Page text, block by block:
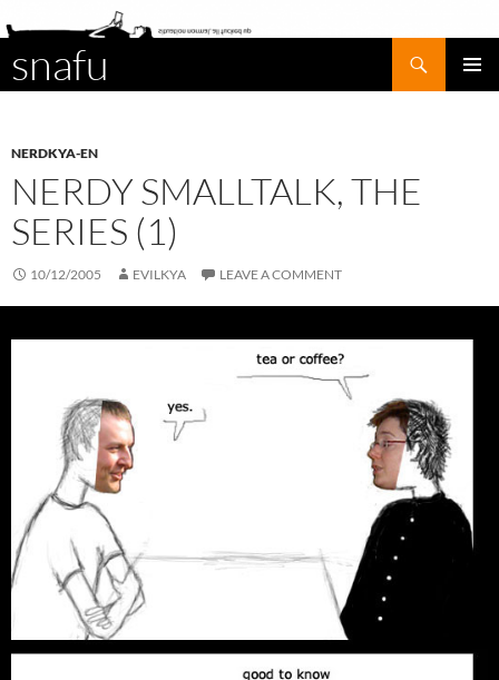
snafu
SKIP
NERDKYA-EN
NERDY SMALLTALK, THE
SERIES (1)
10/12/2005 EVILKYA LEAVE A COMMENT